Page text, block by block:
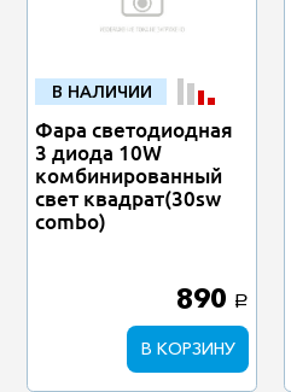
В НАЛИЧИИ
Фара светодиодная
3 диода 10W
комбинированный
свет квадрат(30sw
combo)
890 a
В КОРЗИНУ